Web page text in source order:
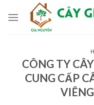
CÔNG TY
CUNG CẤP